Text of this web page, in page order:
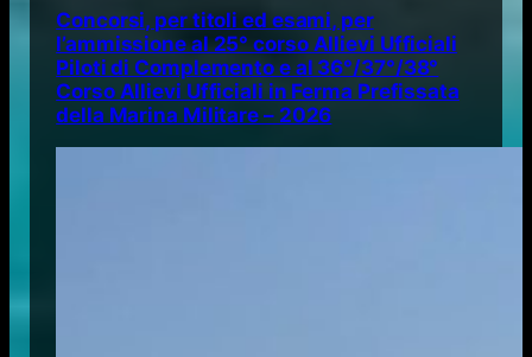
Concorsi, per titoli ed esami, per
l’ammissione al 25° corso Allievi Ufficiali
Piloti di Complemento e al 36°/37°/38°
Corso Allievi Ufficiali in Ferma Prefissata
della Marina Militare – 2026